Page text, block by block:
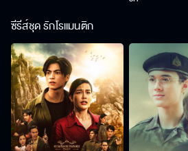
ซีรีส์ชุด รักโรแมนติก